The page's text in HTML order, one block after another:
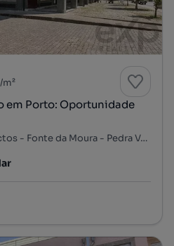
em Porto: Oportunidade
Cooperativa dos Arquitectos - Fonte da Moura - Pedra Verde, Aldoar, Foz do Douro e Nevogilde, Porto, Porto